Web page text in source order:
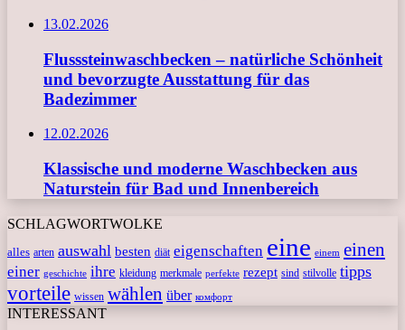
13.02.2026
Flusssteinwaschbecken – natürliche Schönheit
und bevorzugte Ausstattung für das
Badezimmer
12.02.2026
Klassische und moderne Waschbecken aus
Naturstein für Bad und Innenbereich
SCHLAGWORTWOLKE
alles arten auswahl besten diät eigenschaften eine einem einen
einer geschichte ihre kleidung merkmale perfekte rezept sind stilvolle tipps
vorteile wissen wählen über комфорт
INTERESSANT